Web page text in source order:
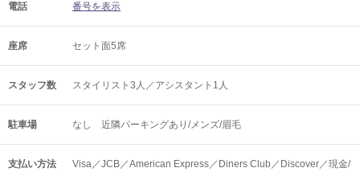
電話 番号を表示
座席 セット面5席
スタッフ数 スタイリスト3人／アシスタント1人
駐車場 なし 近隣パーキングあり/メンズ/眉毛
支払い方法
Visa／JCB／American Express／Diners Club／Discover／現金/